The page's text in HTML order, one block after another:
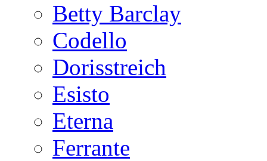
Betty Barclay
Codello
Dorisstreich
Esisto
Eterna
Ferrante